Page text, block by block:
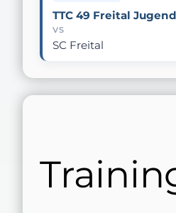
TTC 49 Freital Jugend
VS
SC Freital